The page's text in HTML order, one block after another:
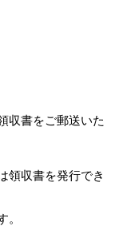
収書をご郵送いた
領収書を発行でき
。